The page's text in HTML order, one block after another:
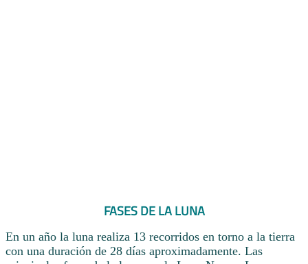
FASES DE LA LUNA
En un año la luna realiza 13 recorridos en torno a la tierra
con una duración de 28 días aproximadamente. Las